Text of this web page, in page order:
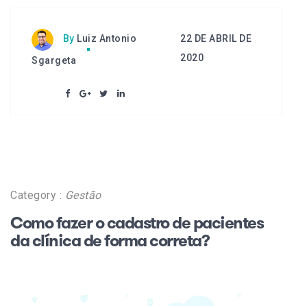
By Luiz Antonio
Sgargeta
22 DE ABRIL DE
2020
Category : Gestão
Como fazer o cadastro de pacientes
da clínica de forma correta?